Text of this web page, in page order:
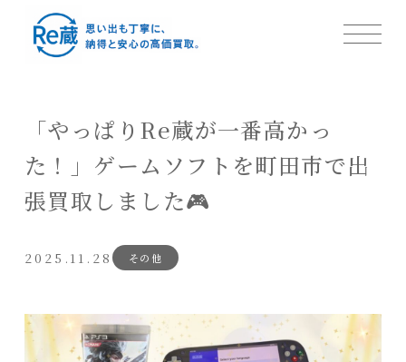
「やっぱりRe蔵が一番高かっ
た！」ゲームソフトを町田市で出
張買取しました🎮
2025.11.28 その他